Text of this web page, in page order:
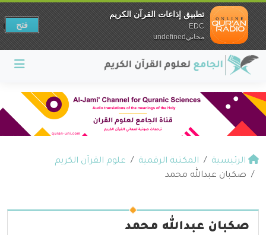
الرئيسية المكتبة الرقمية
علوم القرآن الكريم
صكبان عبدالله محمد
صكبان عبدالله محمد
تطبيق إذاعات القرآن الكريم
EDC
مجانيundefined
فتح